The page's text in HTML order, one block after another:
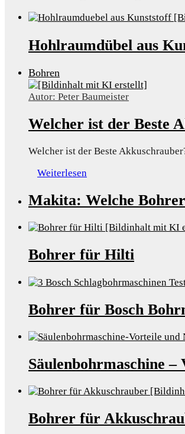
Hohlraumdübel aus
Bohren
Autor: Peter Baumeister
Welcher ist der Beste
Welcher ist der Beste
Weiterlesen
Makita: Welche
Bohrer für Hilti
Bohrer für Bosch
Säulenbohrmaschine
Bohrer für